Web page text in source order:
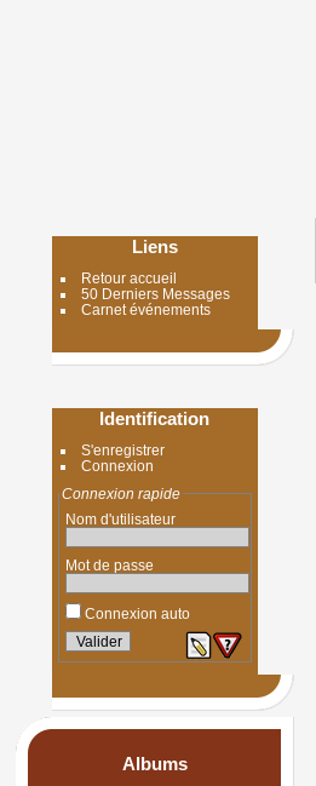
Liens
Retour accueil
50 Derniers Messages
Carnet événements
Identification
S'enregistrer
Connexion
Connexion rapide
Nom d'utilisateur
Mot de passe
Connexion auto
Albums